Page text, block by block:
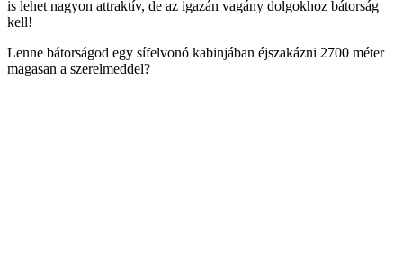
is lehet nagyon attraktív, de az igazán vagány dolgokhoz bátorság
kell!
Lenne bátorságod egy sífelvonó kabinjában éjszakázni 2700 méter
magasan a szerelmeddel?